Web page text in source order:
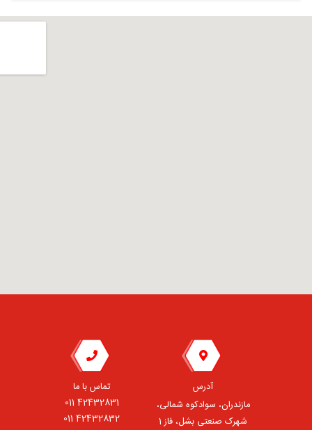
آدرس
مازندران، سوادکوه شمالی،
شهرک صنعتی بشل، فاز 1
تماس با ما
42432831 011
42432832 011